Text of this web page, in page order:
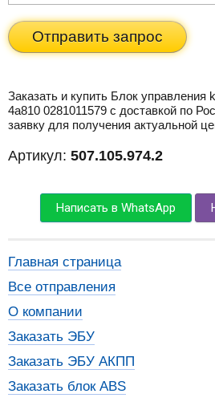
Отправить запрос
Заказать и купить Блок управления
4a810 0281011579 с доставкой по
заявку для получения актуальной
Артикул: 507.105.974.2
Написать в WhatsApp
Главная страница
Все отправления
О компании
Заказать ЭБУ
Заказать ЭБУ АКПП
Заказать блок ABS